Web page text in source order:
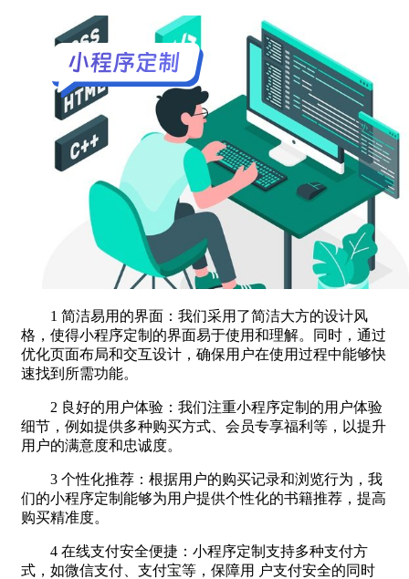
1 简洁易用的界面：我们采用了简洁大方的设计风
格，使得小程序定制的界面易于使用和理解。同时，通过
优化页面布局和交互设计，确保用户在使用过程中能够快
速找到所需功能。
2 良好的用户体验：我们注重小程序定制的用户体验
细节，例如提供多种购买方式、会员专享福利等，以提升
用户的满意度和忠诚度。
3 个性化推荐：根据用户的购买记录和浏览行为，我
们的小程序定制能够为用户提供个性化的书籍推荐，提高
购买精准度。
4 在线支付安全便捷：小程序定制支持多种支付方
式，如微信支付、支付宝等，保障用 户支付安全的同时